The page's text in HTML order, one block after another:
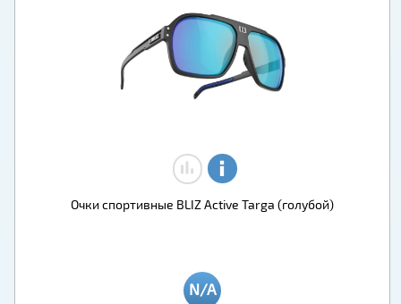
Очки спортивные BLIZ Active Targa (голубой)